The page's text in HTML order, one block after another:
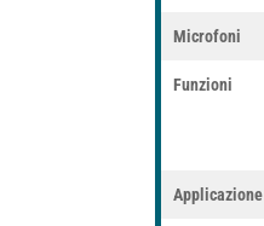
Microfoni
Funzioni
Applicazione